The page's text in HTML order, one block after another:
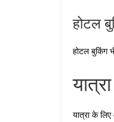
होटल
होटल बुकिंग
यात्रा के